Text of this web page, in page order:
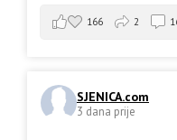
166 2
SJENICA.com
3 dana prije